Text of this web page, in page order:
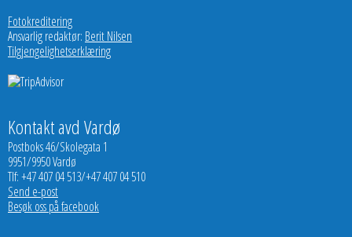
Fotokreditering
Ansvarlig redaktør: Berit Nilsen
Tilgjengelighetserklæring
Kontakt avd Vardø
Postboks 46/Skolegata 1
9951/9950 Vardø
Tlf: +47 407 04 513/+47 407 04 510
Send e-post
Besøk oss på facebook